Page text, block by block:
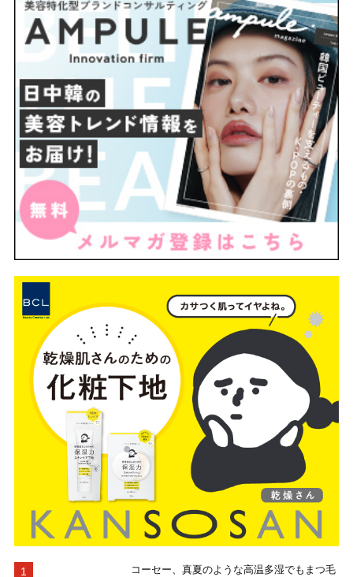
コーセー、真夏のような高温多湿でもまつ毛